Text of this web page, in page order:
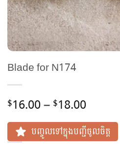
Blade for N174
$16.00– $18.00
range:
$16.00
through
បញ្ចូលទៅក្នុងបញ្ជីចូលចិត្ត